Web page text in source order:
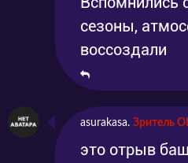
сезоны,
воссоздали
asurakasa. Зритель
это отрыв